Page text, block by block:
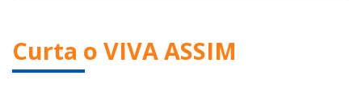
Curta o VIVA ASSIM